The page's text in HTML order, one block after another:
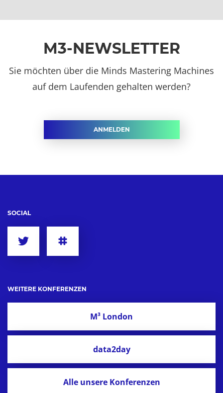
M3-NEWSLETTER
Sie möchten über die Minds Mastering Machines
auf dem Laufenden gehalten werden?
ANMELDEN
SOCIAL
WEITERE KONFERENZEN
M³ London
data2day
Alle unsere Konferenzen